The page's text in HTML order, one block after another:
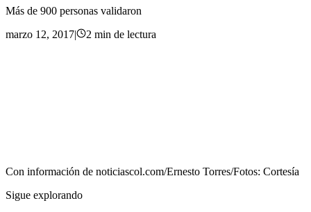
Más de 900 personas validaron
marzo 12, 2017| 2 min de lectura
Con información de noticiascol.com/Ernesto Torres/Fotos: Cortesía
Sigue explorando